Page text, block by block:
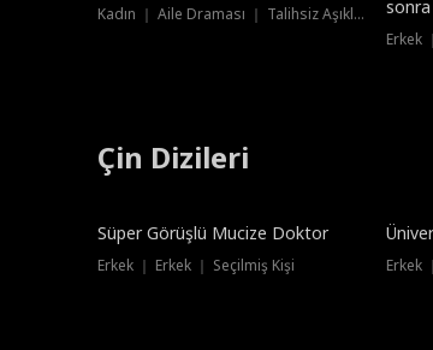
Kadın ｜ Aile Draması ｜ Talihsiz Aşıklar
Erkek
Çin Dizileri
Süper Görüşlü Mucize Doktor
Erkek ｜ Erkek ｜ Seçilmiş Kişi Erkek